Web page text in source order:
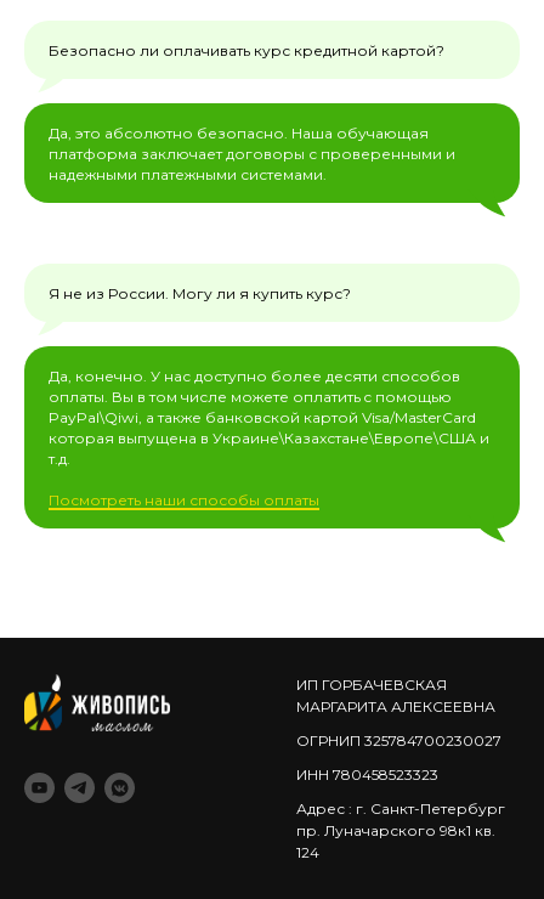
Безопасно ли оплачивать курс кредитной картой?
Да, это абсолютно безопасно. Наша обучающая
платформа заключает договоры с проверенными и
надежными платежными системами.
Я не из России. Могу ли я купить курс?
Да, конечно. У нас доступно более десяти способов
оплаты. Вы в том числе можете оплатить c помощью
PayPal\Qiwi, а также банковской картой Visa/MasterCard
которая выпущена в Украине\Казахстане\Европе\США и
т.д.
Посмотреть наши способы оплаты
ИП ГОРБАЧЕВСКАЯ
МАРГАРИТА АЛЕКСЕЕВНА
ОГРНИП 325784700230027
ИНН 780458523323
Адрес : г. Санкт-Петербург
пр. Луначарского 98к1 кв.
124